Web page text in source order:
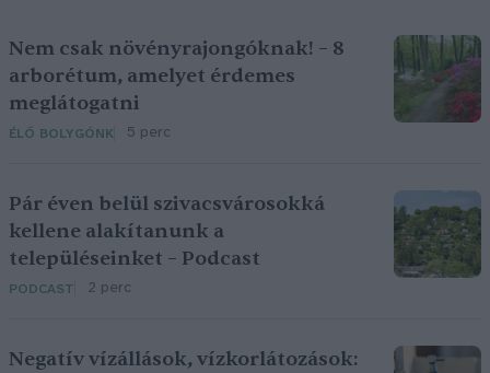
Nem csak növényrajongóknak! – 8
arborétum, amelyet érdemes
meglátogatni
ÉLŐ BOLYGÓNK 5 perc
Pár éven belül szivacsvárosokká
kellene alakítanunk a
településeinket – Podcast
PODCAST 2 perc
Negatív vízállások, vízkorlátozások: